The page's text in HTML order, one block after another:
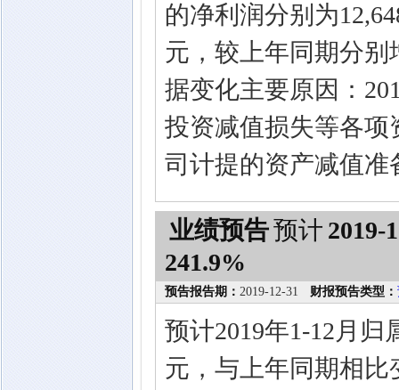
的净利润分别为
元，较上年同期分别
据变化主要原因：
投资减值损失等各项
司计提的资产减值
业绩预告预计 2019-
241.9%
预告报告期： 2019-12-31 财报预告类型：
预计2019年1-12月归
元，与上年同期相比